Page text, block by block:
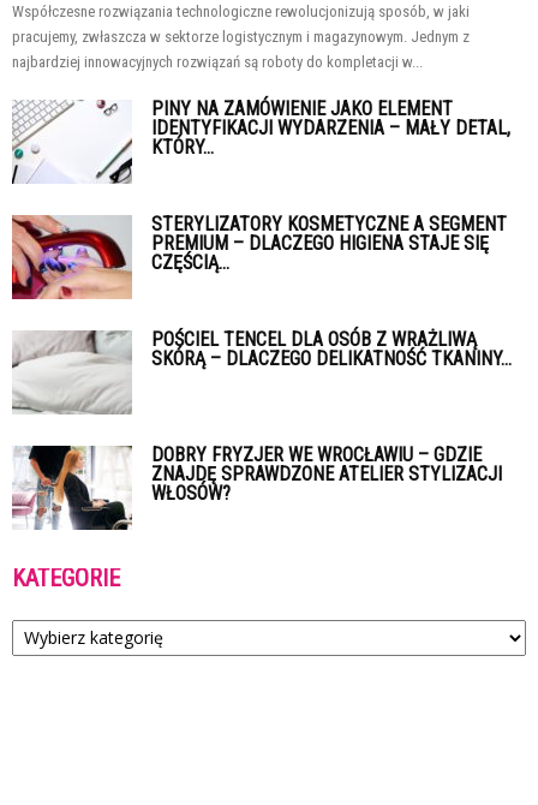
Współczesne rozwiązania technologiczne rewolucjonizują sposób, w jaki
pracujemy, zwłaszcza w sektorze logistycznym i magazynowym. Jednym z
najbardziej innowacyjnych rozwiązań są roboty do kompletacji w...
PINY NA ZAMÓWIENIE JAKO ELEMENT
IDENTYFIKACJI WYDARZENIA – MAŁY DETAL,
KTÓRY...
STERYLIZATORY KOSMETYCZNE A SEGMENT
PREMIUM – DLACZEGO HIGIENA STAJE SIĘ
CZĘŚCIĄ...
POŚCIEL TENCEL DLA OSÓB Z WRAŻLIWĄ
SKÓRĄ – DLACZEGO DELIKATNOŚĆ TKANINY...
DOBRY FRYZJER WE WROCŁAWIU – GDZIE
ZNAJDĘ SPRAWDZONE ATELIER STYLIZACJI
WŁOSÓW?
KATEGORIE
Kategorie